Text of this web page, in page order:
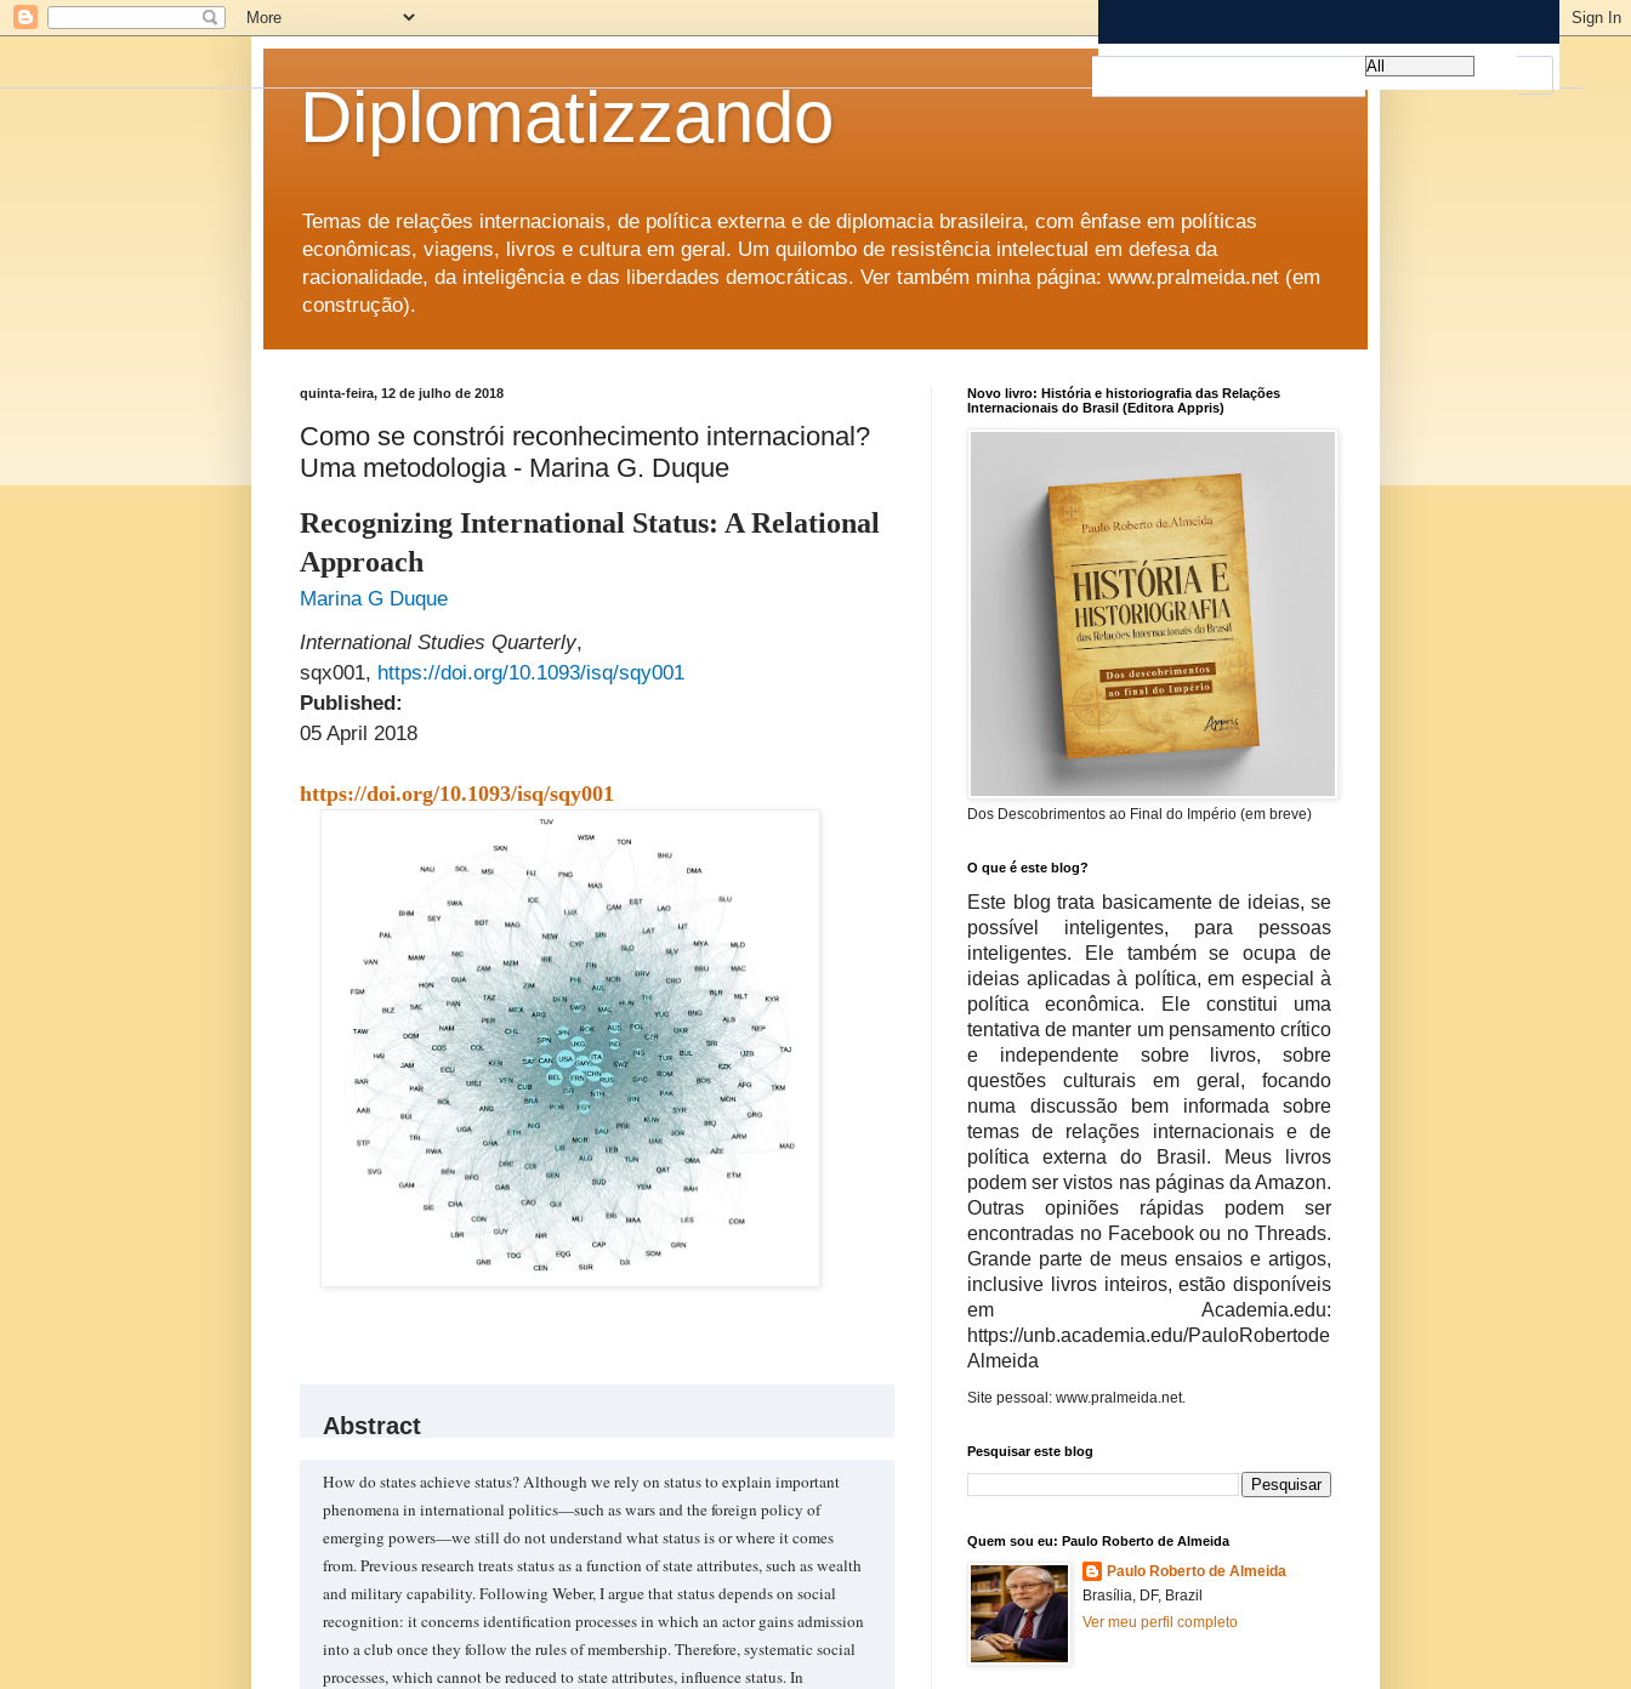
Diplomatizzando
Temas de relações internacionais, de política externa e de diplomacia brasileira, com ênfase em políticas
econômicas, viagens, livros e cultura em geral. Um quilombo de resistência intelectual em defesa da
racionalidade, da inteligência e das liberdades democráticas. Ver também minha página: www.pralmeida.net (em
construção).
quinta-feira, 12 de julho de 2018
Como se constrói reconhecimento internacional?
Uma metodologia - Marina G. Duque
Recognizing International Status: A Relational
Approach
Marina G Duque
International Studies Quarterly,
sqx001, https://doi.org/10.1093/isq/sqy001
Published:
05 April 2018
https://doi.org/10.1093/isq/sqy001
Abstract
How do states achieve status? Although we rely on status to explain important
phenomena in international politics—such as wars and the foreign policy of
emerging powers—we still do not understand what status is or where it comes
from. Previous research treats status as a function of state attributes, such as wealth
and military capability. Following Weber, I argue that status depends on social
recognition: it concerns identification processes in which an actor gains admission
into a club once they follow the rules of membership. Therefore, systematic social
processes, which cannot be reduced to state attributes, influence status. In
Novo livro: História e historiografia das Relações
Internacionais do Brasil (Editora Appris)
Dos Descobrimentos ao Final do Império (em breve)
O que é este blog?
Este blog trata basicamente de ideias, se
possível inteligentes, para pessoas
inteligentes. Ele também se ocupa de
ideias aplicadas à política, em especial à
política econômica. Ele constitui uma
tentativa de manter um pensamento crítico
e independente sobre livros, sobre
questões culturais em geral, focando
numa discussão bem informada sobre
temas de relações internacionais e de
política externa do Brasil. Meus livros
podem ser vistos nas páginas da Amazon.
Outras opiniões rápidas podem ser
encontradas no Facebook ou no Threads.
Grande parte de meus ensaios e artigos,
inclusive livros inteiros, estão disponíveis
em Academia.edu:
https://unb.academia.edu/PauloRobertode
Almeida
Site pessoal: www.pralmeida.net.
Pesquisar este blog
Quem sou eu: Paulo Roberto de Almeida
Paulo Roberto de Almeida
Brasília, DF, Brazil
Ver meu perfil completo